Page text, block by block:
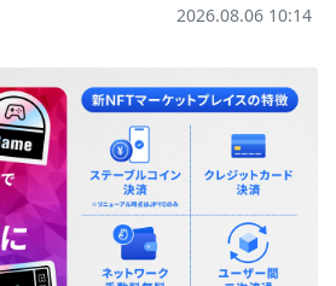
2026.08.06 10:14